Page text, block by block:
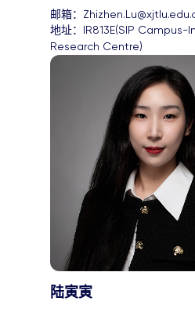
邮箱：
地址： IR813E(SIP
Research Centre)
陆寅寅